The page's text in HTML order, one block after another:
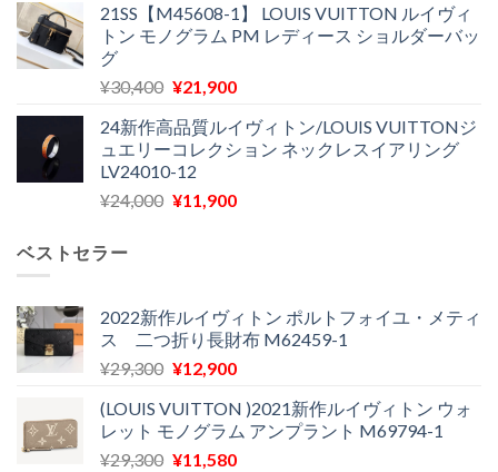
で
し
¥18,300
で
価
格
¥27,200
し
た。
の
価
は
で
す。
21SS【M45608-1】 LOUIS VUITTON ルイヴィ
トン モノグラム PM レディース ショルダーバッ
グ
¥30,400 元
価
格
は
¥30,400
¥21,900現
の
価
は
24新作高品質ルイヴィトン/LOUIS VUITTONジ
ュエリーコレクション ネックレスイアリング
LV24010-12
¥24,000 元
¥24,000
で
し
¥11,900現
は
¥11,900
で
ベストセラー
2022新作ルイヴィトン ポルトフォイユ・メティ
ス 二つ折り長財布 M62459-1
¥29,300 元
価
格
は
¥12,900現
の
価
格
(LOUIS VUITTON )2021新作ルイヴィトン ウォ
レット モノグラム アンプラント M69794-1
¥29,300 元
¥11,580現